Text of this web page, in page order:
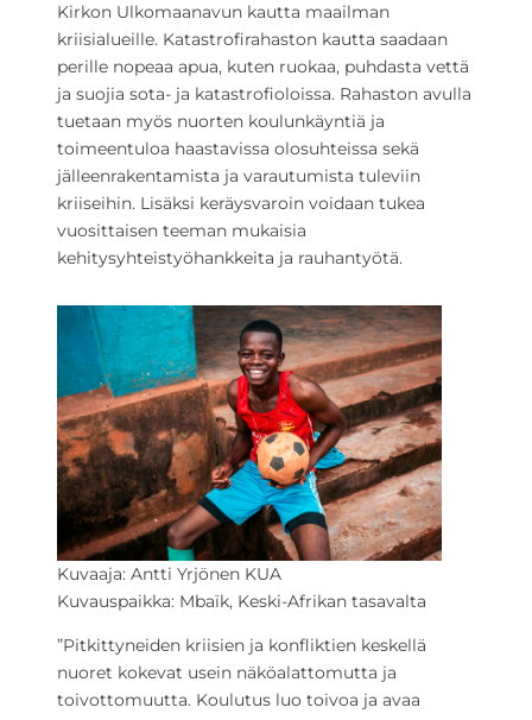
Kirkon Ulkomaanavun kautta maailman
kriisialueille. Katastrofirahaston kautta saadaan
perille nopeaa apua, kuten ruokaa, puhdasta vettä
ja suojia sota- ja katastrofioloissa. Rahaston avulla
tuetaan myös nuorten koulunkäyntiä ja
toimeentuloa haastavissa olosuhteissa sekä
jälleenrakentamista ja varautumista tuleviin
kriiseihin. Lisäksi keräysvaroin voidaan tukea
vuosittaisen teeman mukaisia
kehitysyhteistyöhankkeita ja rauhantyötä.
Kuvaaja: Antti Yrjönen KUA
Kuvauspaikka: Mbaïk, Keski-Afrikan tasavalta
”Pitkittyneiden kriisien ja konfliktien keskellä
nuoret kokevat usein näköalattomutta ja
toivottomuutta. Koulutus luo toivoa ja avaa